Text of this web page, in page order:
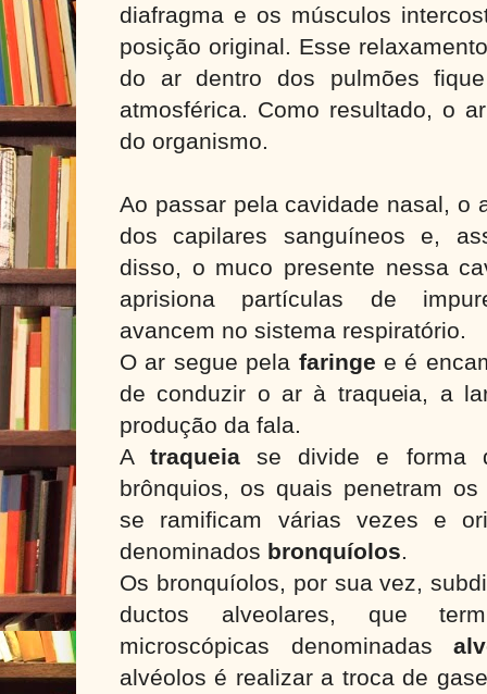
diafragma e os músculos
posição original. Esse
do ar dentro dos pulmões
atmosférica. Como resultado, o
do organismo.
Ao passar pela cavidade nasal, o
dos capilares sanguíneos e,
disso, o muco presente nessa
aprisiona partículas de
avancem no sistema respiratório.
O ar segue pela faringe e é
de conduzir o ar à traqueia, a
produção da fala.
Atraqueia se divide e forma
brônquios, os quais penetram
se ramificam várias vezes e
denominados bronquíolos.
Os bronquíolos, por sua vez,
ductos alveolares, que
microscópicas denominadas
alvéolos é realizar a troca de